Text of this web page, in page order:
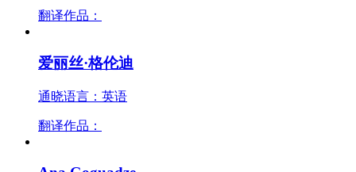
翻译作品：
爱丽丝·格伦迪
通晓语言：英语
翻译作品：